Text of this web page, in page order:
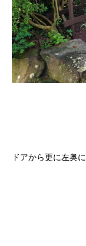
ドアから更に左奥